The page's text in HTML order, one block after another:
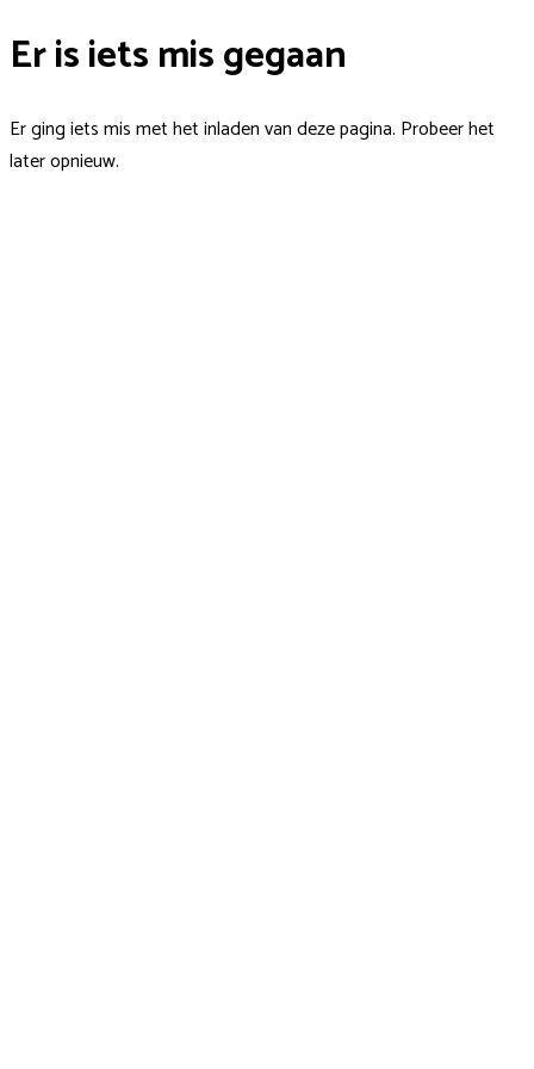
Er is iets mis gegaan
Er ging iets mis met het inladen van deze pagina. Probeer het
later opnieuw.